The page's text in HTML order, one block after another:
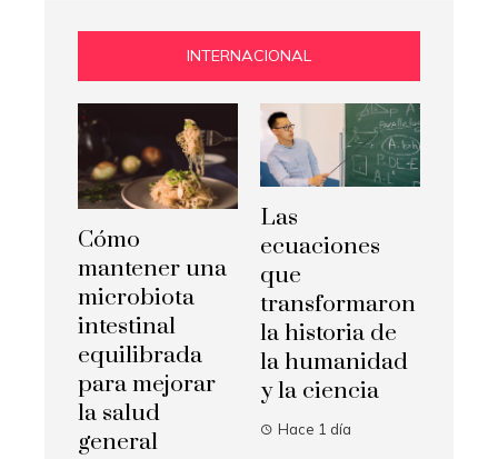
INTERNACIONAL
Cómo
mantener una
microbiota
intestinal
equilibrada
para mejorar
la salud
general
Las
ecuaciones
que
transformaron
la historia de
la humanidad
y la ciencia
Hace 1 día